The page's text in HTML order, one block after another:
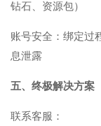
钻石、资源包）
账号安全：绑定过
息泄露
五、终极解决方案
联系客服：